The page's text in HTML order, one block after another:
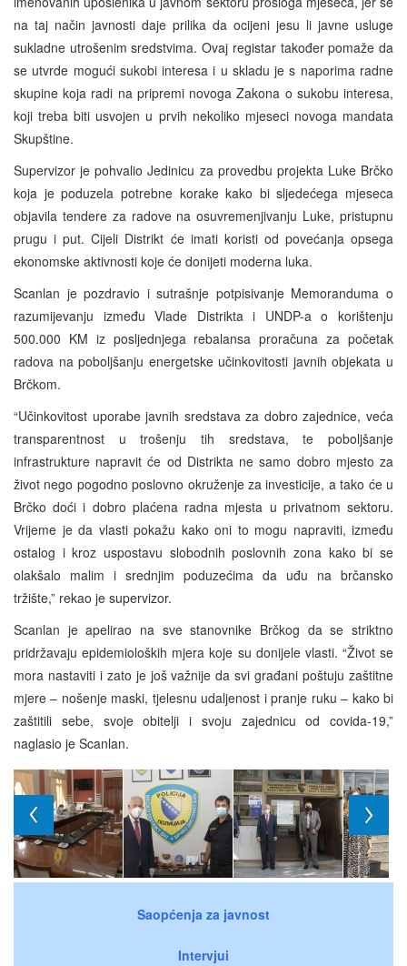
na taj način javnosti daje prilika da ocijeni jesu li javne usluge
sukladne utrošenim sredstvima. Ovaj registar također pomaže da
se utvrde mogući sukobi interesa i u skladu je s naporima radne
skupine koja radi na pripremi novoga Zakona o sukobu interesa,
koji treba biti usvojen u prvih nekoliko mjeseci novoga mandata
Skupštine.
Supervizor je pohvalio Jedinicu za provedbu projekta Luke Brčko
koja je poduzela potrebne korake kako bi sljedećega mjeseca
objavila tendere za radove na osuvremenjivanju Luke, pristupnu
prugu i put. Cijeli Distrikt će imati koristi od povećanja opsega
ekonomske aktivnosti koje će donijeti moderna luka.
Scanlan je pozdravio i sutrašnje potpisivanje Memoranduma o
razumijevanju između Vlade Distrikta i UNDP-a o korištenju
500.000 KM iz posljednjega rebalansa proračuna za početak
radova na poboljšanju energetske učinkovitosti javnih objekata u
Brčkom.
“Učinkovitost uporabe javnih sredstava za dobro zajednice, veća
transparentnost u trošenju tih sredstava, te poboljšanje
infrastrukture napravit će od Distrikta ne samo dobro mjesto za
život nego pogodno poslovno okruženje za investicije, a tako će u
Brčko doći i dobro plaćena radna mjesta u privatnom sektoru.
Vrijeme je da vlasti pokažu kako oni to mogu napraviti, između
ostalog i kroz uspostavu slobodnih poslovnih zona kako bi se
olakšalo malim i srednjim poduzećima da uđu na brčansko
tržište,” rekao je supervizor.
Scanlan je apelirao na sve stanovnike Brčkog da se striktno
pridržavaju epidemioloških mjera koje su donijele vlasti. “Život se
mora nastaviti i zato je još važnije da svi građani poštuju zaštitne
mjere – nošenje maski, tjelesnu udaljenost i pranje ruku – kako bi
zaštitili sebe, svoje obitelji i svoju zajednicu od covida-19,”
naglasio je Scanlan.
Saopćenja za javnost
Intervjui